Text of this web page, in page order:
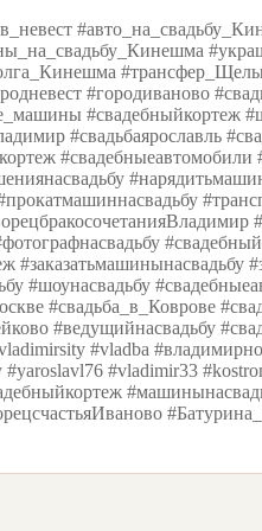
#городиваново
#свадебныйкортеж
#свадьбаярославль
#свадебныеавтомобили
#заказатьмашинынасвадьбу
#шоунасвадьбу
#свадьба_в_Коврове
#ведущийнасвадьбу
#vladba
#vladimir33